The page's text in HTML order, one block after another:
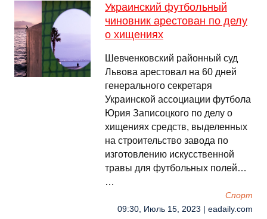
Украинский футбольный
чиновник арестован по делу
о хищениях
Шевченковский районный суд
Львова арестовал на 60 дней
генерального секретаря
Украинской ассоциации футбола
Юрия Записоцкого по делу о
хищениях средств, выделенных
на строительство завода по
изготовлению искусственной
травы для футбольных полей…
…
Спорт
09:30, Июль 15, 2023 | eadaily.com